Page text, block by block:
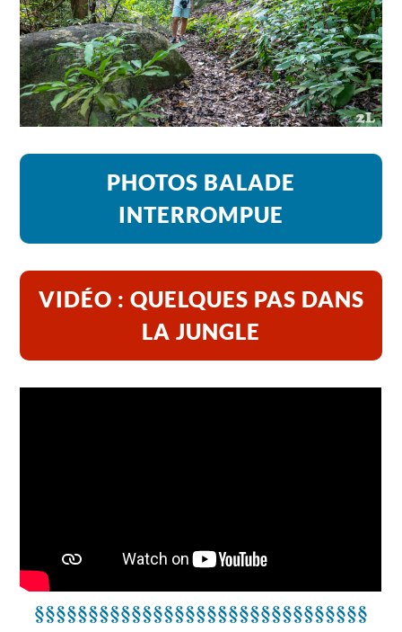
PHOTOS BALADE
INTERROMPUE
VIDÉO : QUELQUES PAS DANS
LA JUNGLE
§§§§§§§§§§§§§§§§§§§§§§§§§§§§§§§